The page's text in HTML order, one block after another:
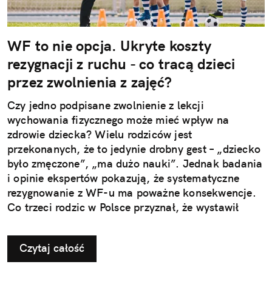
WF to nie opcja. Ukryte koszty
rezygnacji z ruchu - co tracą dzieci
przez zwolnienia z zajęć?
Czy jedno podpisane zwolnienie z lekcji
wychowania fizycznego może mieć wpływ na
zdrowie dziecka? Wielu rodziców jest
przekonanych, że to jedynie drobny gest – „dziecko
było zmęczone”, „ma dużo nauki”. Jednak badania
i opinie ekspertów pokazują, że systematyczne
rezygnowanie z WF-u ma poważne konsekwencje.
Co trzeci rodzic w Polsce przyznał, że wystawił
ruchowych. Ta pozornie niewinna decyzja w
dłuższej perspektywie odbiera najmłodszym szansę
na prawidłowy rozwój i budowanie odporności, a
Czytaj całość